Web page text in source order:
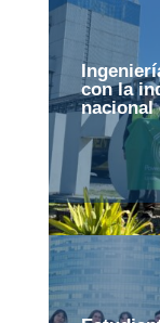
con la
nacional